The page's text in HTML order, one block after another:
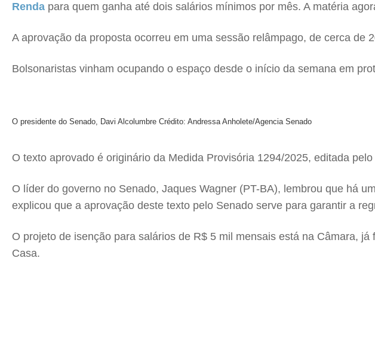
Renda para quem ganha até dois salários mínimos por mês. A matéria
A aprovação da proposta ocorreu em uma sessão relâmpago, de cerca de
Bolsonaristas vinham ocupando o espaço desde o início da semana em
O presidente do Senado, Davi Alcolumbre Crédito: Andressa Anholete/Agencia Senado
O texto aprovado é originário da Medida Provisória 1294/2025, editada
O líder do governo no Senado, Jaques Wagner (PT-BA), lembrou que há
explicou que a aprovação deste texto pelo Senado serve para garantir a
O projeto de isenção para salários de R$ 5 mil mensais está na Câmara,
Casa.